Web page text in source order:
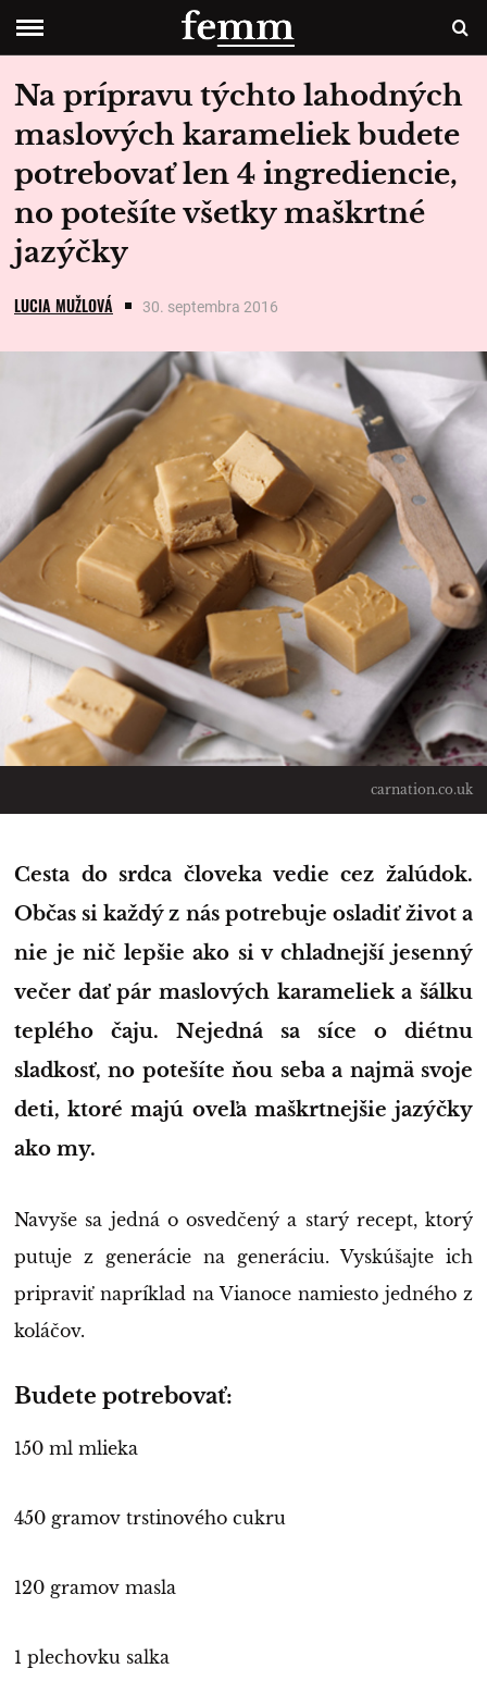
Na prípravu týchto lahodných
maslových karameliek budete
potrebovať len 4 ingrediencie,
no potešíte všetky maškrtné
jazýčky
LUCIA MUŽLOVÁ 30. septembra 2016
carnation.co.uk
Cesta do srdca človeka vedie cez žalúdok.
Občas si každý z nás potrebuje osladiť život a
nie je nič lepšie ako si v chladnejší jesenný
večer dať pár maslových karameliek a šálku
teplého čaju. Nejedná sa síce o diétnu
sladkosť, no potešíte ňou seba a najmä svoje
deti, ktoré majú oveľa maškrtnejšie jazýčky
ako my.
Navyše sa jedná o osvedčený a starý recept, ktorý
putuje z generácie na generáciu. Vyskúšajte ich
pripraviť napríklad na Vianoce namiesto jedného z
koláčov.
Budete potrebovať:
150 ml mlieka
450 gramov trstinového cukru
120 gramov masla
1 plechovku salka